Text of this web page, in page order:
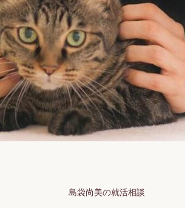
島袋尚美の就活相談